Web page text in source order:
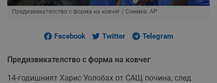
Предизвикателство с форма на ковчег / Снимка: АР
Facebook Twitter Telegram
Предизвикателство с форма на ковчег
14-годишният Харис Уолобах от САЩ почина, след